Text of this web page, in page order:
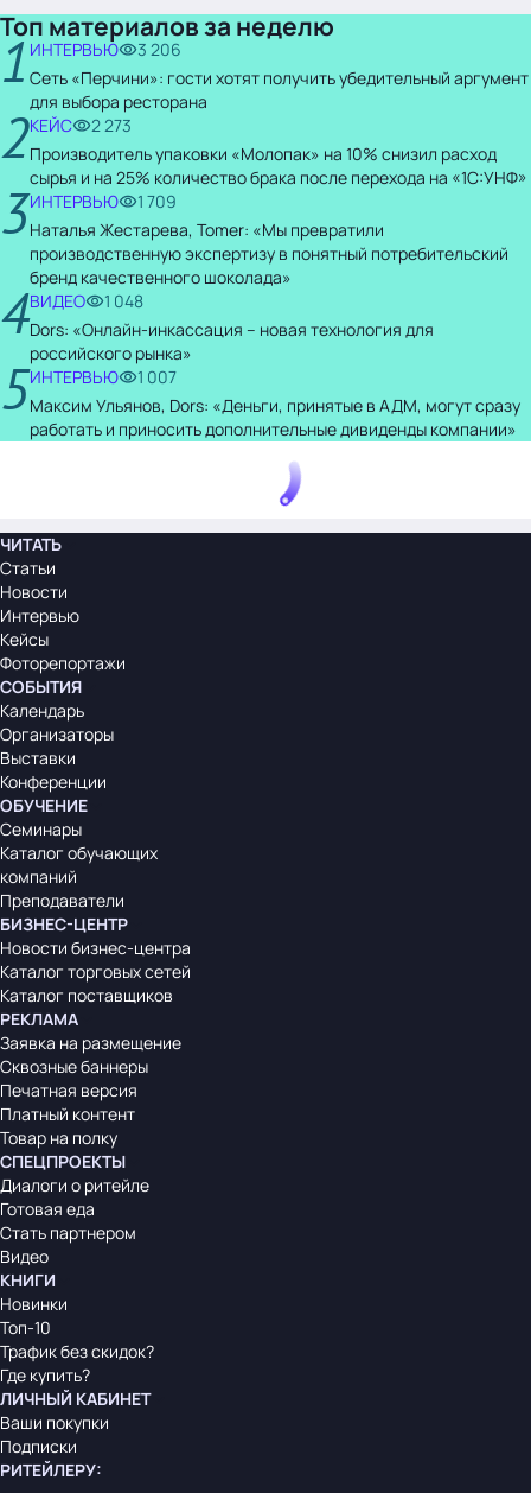
Топ материалов за неделю
1 ИНТЕРВЬЮ
3 206
Сеть «Перчини»: гости хотят получить убедительный аргумент
для выбора ресторана
2КЕЙС
2 273
Производитель упаковки «Молопак» на 10% снизил расход
сырья и на 25% количество брака после перехода на «1С:УНФ»
3ИНТЕРВЬЮ
1 709
Наталья Жестарева, Tomer: «Мы превратили
производственную экспертизу в понятный потребительский
бренд качественного шоколада»
4ВИДЕО
1 048
Dors: «Онлайн-инкассация – новая технология для
российского рынка»
5ИНТЕРВЬЮ
1 007
Максим Ульянов, Dors: «Деньги, принятые в АДМ, могут сразу
работать и приносить дополнительные дивиденды компании»
ЧИТАТЬ
Статьи
Новости
Интервью
Кейсы
Фоторепортажи
СОБЫТИЯ
Календарь
Организаторы
Выставки
Конференции
ОБУЧЕНИЕ
Семинары
Каталог обучающих
компаний
Преподаватели
БИЗНЕС-ЦЕНТР
Новости бизнес-центра
Каталог торговых сетей
Каталог поставщиков
РЕКЛАМА
Заявка на размещение
Сквозные баннеры
Печатная версия
Платный контент
Товар на полку
СПЕЦПРОЕКТЫ
Диалоги о ритейле
Готовая еда
Стать партнером
Видео
КНИГИ
Новинки
Топ-10
Трафик без скидок?
Где купить?
ЛИЧНЫЙ КАБИНЕТ
Ваши покупки
Подписки
РИТЕЙЛЕРУ: